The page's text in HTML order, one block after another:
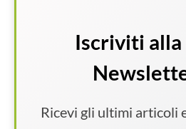
Iscriviti alla
Ricevi gli ultimi articoli